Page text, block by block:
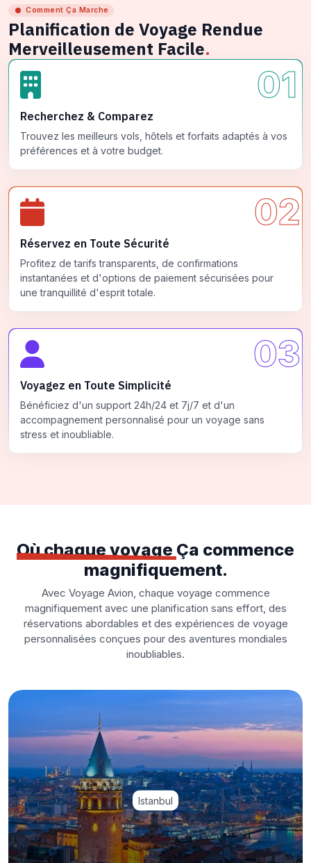
Comment Ça Marche
Planification de Voyage Rendue
Merveilleusement Facile.
01
Recherchez & Comparez
Trouvez les meilleurs vols, hôtels et forfaits adaptés à vos
préférences et à votre budget.
02
Réservez en Toute Sécurité
Profitez de tarifs transparents, de confirmations
instantanées et d'options de paiement sécurisées pour
une tranquillité d'esprit totale.
03
Voyagez en Toute Simplicité
Bénéficiez d'un support 24h/24 et 7j/7 et d'un
accompagnement personnalisé pour un voyage sans
stress et inoubliable.
Où chaque voyage Ça commence
magnifiquement.
Avec Voyage Avion, chaque voyage commence
magnifiquement avec une planification sans effort, des
réservations abordables et des expériences de voyage
personnalisées conçues pour des aventures mondiales
inoubliables.
Istanbul